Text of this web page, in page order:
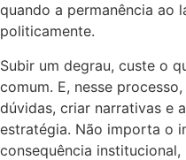
quando a permanência ao
politicamente.
Subir um degrau, custe o
comum. E, nesse
dúvidas, criar narrativas e
estratégia. Não importa o
consequência